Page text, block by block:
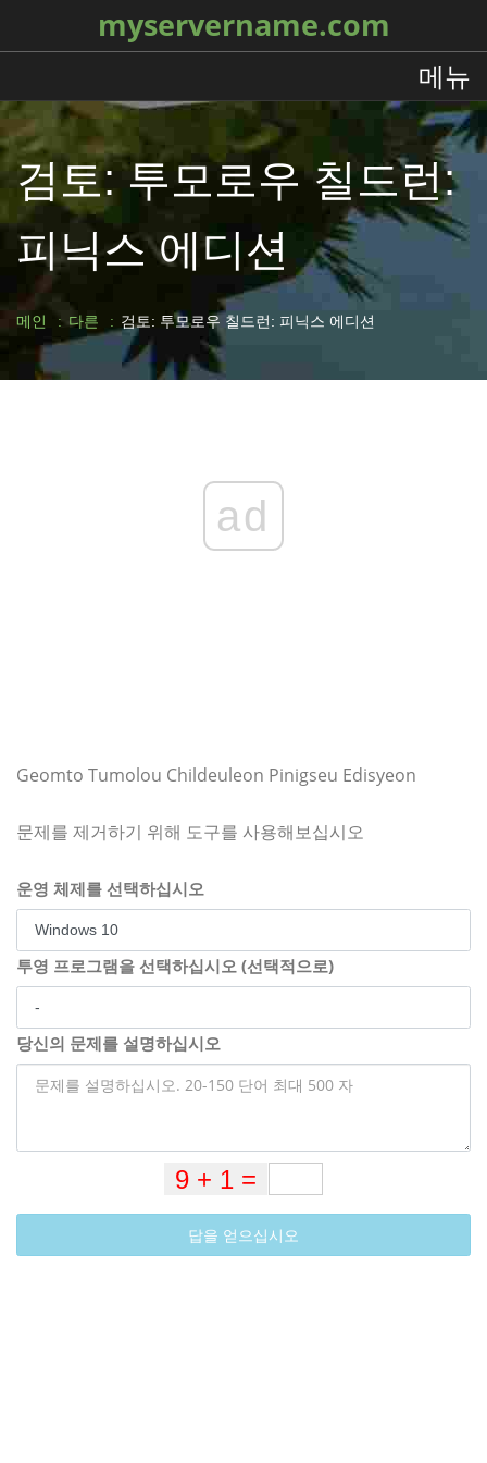
myservername.com
메뉴
검토: 투모로우 칠드런:
피닉스 에디션
메인 다른 검토: 투모로우 칠드런: 피닉스 에디션
ad
Geomto Tumolou Childeuleon Pinigseu Edisyeon
문제를 제거하기 위해 도구를 사용해보십시오
운영 체제를 선택하십시오
투영 프로그램을 선택하십시오 (선택적으로)
당신의 문제를 설명하십시오
답을 얻으십시오